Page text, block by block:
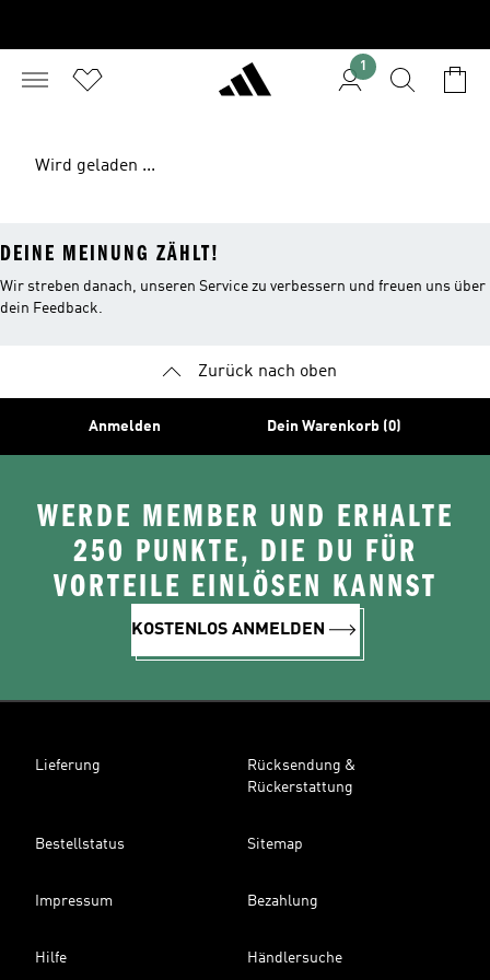
1
Wird geladen ...
DEINE MEINUNG ZÄHLT!
Wir streben danach, unseren Service zu verbessern und freuen uns über
dein Feedback.
Zurück nach oben
Anmelden Dein Warenkorb (0)
WERDE MEMBER UND ERHALTE
250 PUNKTE, DIE DU FÜR
VORTEILE EINLÖSEN KANNST
KOSTENLOS ANMELDEN
Lieferung
Rücksendung &
Rückerstattung
Bestellstatus Sitemap
Impressum Bezahlung
Hilfe Händlersuche